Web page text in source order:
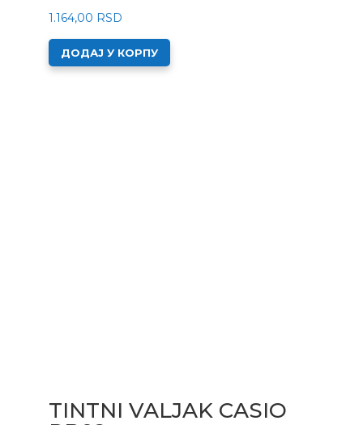
1.164,00 RSD
ДОДАЈ У КОРПУ
TINTNI VALJAK CASIO